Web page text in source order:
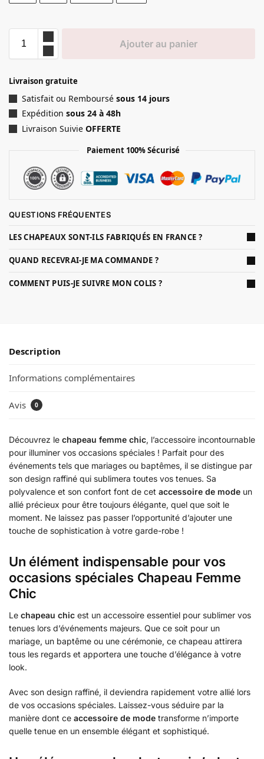
Ajouter au panier
Livraison gratuite
Satisfait ou Remboursé sous 14 jours
Expédition sous 24 à 48h
Livraison Suivie OFFERTE
Paiement 100% Sécurisé
QUESTIONS FRÉQUENTES
LES CHAPEAUX SONT-ILS FABRIQUÉS EN FRANCE ?
QUAND RECEVRAI-JE MA COMMANDE ?
COMMENT PUIS-JE SUIVRE MON COLIS ?
Description
Informations complémentaires
Avis 0
Découvrez le chapeau femme chic, l’accessoire incontournable
pour illuminer vos occasions spéciales ! Parfait pour des
événements tels que mariages ou baptêmes, il se distingue par
son design raffiné qui sublimera toutes vos tenues. Sa
polyvalence et son confort font de cet accessoire de mode un
allié précieux pour être toujours élégante, quel que soit le
moment. Ne laissez pas passer l’opportunité d’ajouter une
touche de sophistication à votre garde-robe !
Un élément indispensable pour vos
occasions spéciales Chapeau Femme
Chic
Le chapeau chic est un accessoire essentiel pour sublimer vos
tenues lors d’événements majeurs. Que ce soit pour un
mariage, un baptême ou une cérémonie, ce chapeau attirera
tous les regards et apportera une touche d’élégance à votre
look.
Avec son design raffiné, il deviendra rapidement votre allié lors
de vos occasions spéciales. Laissez-vous séduire par la
manière dont ce accessoire de mode transforme n’importe
quelle tenue en un ensemble élégant et sophistiqué.